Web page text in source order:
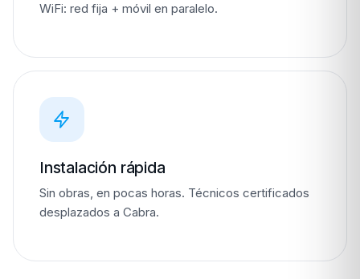
WiFi: red fija + móvil en paralelo.
Instalación rápida
Sin obras, en pocas horas. Técnicos certificados
desplazados a Cabra.